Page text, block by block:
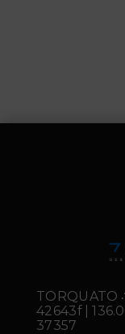
TORQUATO
42643f |
37357